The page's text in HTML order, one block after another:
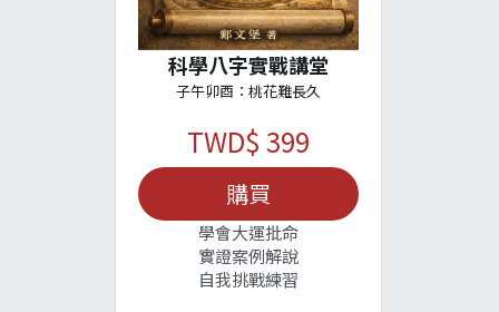
科學八字實戰講堂
子午卯酉：桃花難長久
TWD$ 399
購買
學會大運批命
實證案例解說
自我挑戰練習